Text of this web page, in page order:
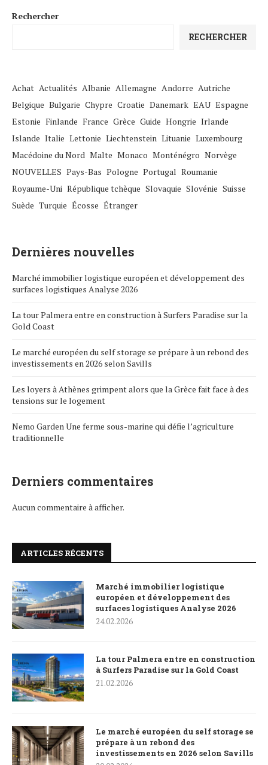
Rechercher
RECHERCHER
Achat Actualités Albanie Allemagne Andorre Autriche
Belgique Bulgarie Chypre Croatie Danemark EAU Espagne
Estonie Finlande France Grèce Guide Hongrie Irlande
Islande Italie Lettonie Liechtenstein Lituanie Luxembourg
Macédoine du Nord Malte Monaco Monténégro Norvège
NOUVELLES Pays-Bas Pologne Portugal Roumanie
Royaume-Uni République tchèque Slovaquie Slovénie Suisse
Suède Turquie Écosse Étranger
Dernières nouvelles
Marché immobilier logistique européen et développement des
surfaces logistiques Analyse 2026
La tour Palmera entre en construction à Surfers Paradise sur la
Gold Coast
Le marché européen du self storage se prépare à un rebond des
investissements en 2026 selon Savills
Les loyers à Athènes grimpent alors que la Grèce fait face à des
tensions sur le logement
Nemo Garden Une ferme sous-marine qui défie l’agriculture
traditionnelle
Derniers commentaires
Aucun commentaire à afficher.
ARTICLES RÉCENTS
Marché immobilier logistique
européen et développement des
surfaces logistiques Analyse 2026
24.02.2026
La tour Palmera entre en construction
à Surfers Paradise sur la Gold Coast
21.02.2026
Le marché européen du self storage se
prépare à un rebond des
investissements en 2026 selon Savills